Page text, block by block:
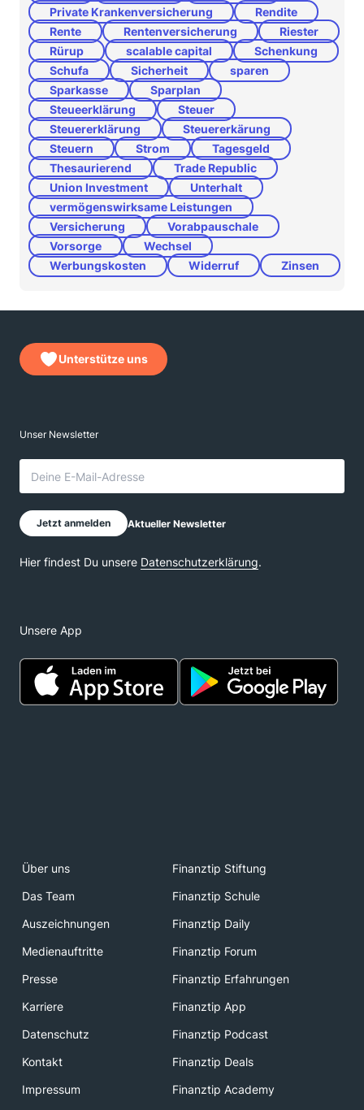
Private Krankenversicherung
Rendite
Rente
Rentenversicherung
Riester
Rürup
scalable capital
Schenkung
Schufa
Sicherheit
sparen
Sparkasse
Sparplan
Steueerklärung
Steuer
Steuererklärung
Steuererkärung
Steuern
Strom
Tagesgeld
Thesaurierend
Trade Republic
Union Investment
Unterhalt
vermögenswirksame Leistungen
Versicherung
Vorabpauschale
Vorsorge
Wechsel
Werbungskosten
Widerruf Zinsen
Unterstütze uns
Unsere App
Über uns
Finanztip Stiftung
Das Team
Finanztip Schule
Auszeichnungen
Finanztip Daily
Medienauftritte
Finanztip Forum
Presse
Finanztip Erfahrungen
Karriere
Finanztip App
Datenschutz
Finanztip Podcast
Kontakt
Finanztip Deals
Impressum
Finanztip Academy